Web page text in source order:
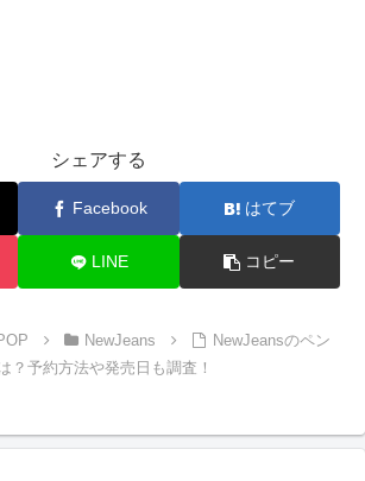
シェアする
Facebook はてブ
LINE コピー
NewJeans
NewJeansのペン
？予約方法や発売日も調査！